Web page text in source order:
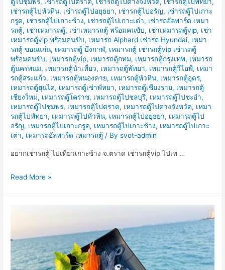
ตู้ไปชุมพร, เช่ารถตู้ไปตราด, เช่ารถตู้ไปต่างจังหวัด, เช่ารถตู้ไปพัทยา,
เช่ารถตู้ไปหัวหิน, เช่ารถตู้ไปอยุธยา, เช่ารถตู้ไปอรัญ, เช่ารถตู้ไปเกาะ
กรูด, เช่ารถตู้ไปเกาะช้าง, เช่ารถตู้ไปเกาะเต่า, เช่ารถอัลพาร์ด เหมา
รถตู้, เช่าเหมารถตู้, เช่าเหมารถตู้ พร้อมคนขับ, เช่าเหมารถตู้vip, เช่า
เหมารถตู้vip พร้อมคนขับ, เหมารถ Alphard เช่ารถ Hyundai, เหมา
รถตู้ ขอนแก่น, เหมารถตู้ บึงกาฬ, เหมารถตู้ เช่ารถตู้vip เช่ารถตู้
พร้อมคนขับ, เหมารถตู้vip, เหมารถตู้กทม, เหมารถตู้กรุงเทพ, เหมารถ
ตู้นครพนม, เหมารถตู้นำเที่ยว, เหมารถตู้พัทยา, เหมารถตู้วีไอพี, เหมา
รถตู้สระแก้ว, เหมารถตู้หนองคาย, เหมารถตู้หัวหิน, เหมารถตู้อุดร,
เหมารถตู้ฮุนได, เหมารถตู้เช่าพัทยา, เหมารถตู้เชียงราย, เหมารถตู้
เชียงใหม่, เหมารถตู้โคราช, เหมารถตู้ไปชลบุรี, เหมารถตู้ไปชะอำ,
เหมารถตู้ไปชุมพร, เหมารถตู้ไปตราด, เหมารถตู้ไปต่างจังหวัด, เหมา
รถตู้ไปพัทยา, เหมารถตู้ไปหัวหิน, เหมารถตู้ไปอยุธยา, เหมารถตู้ไป
อรัญ, เหมารถตู้ไปเกาะกรูด, เหมารถตู้ไปเกาะช้าง, เหมารถตู้ไปเกาะ
เต่า, เหมารถอัลพาร์ด เหมารถตู้ / Bysvot-admin
อยากเช่ารถตู้ ไปเที่ยวเกาะช้าง จ.ตราด เช่ารถตู้vip ไปเท …
อยาก
เที่ยว
เกาะ
ช้าง
Read More »